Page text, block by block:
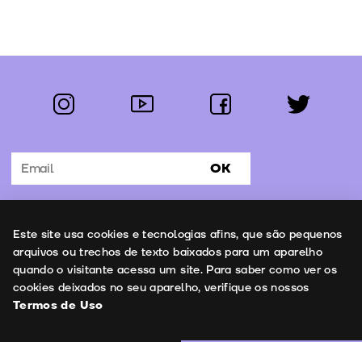
Segue-nos:
instagram youtube facebook twitter
Subscrever Newsletter OK
Contactos
Este site usa cookies e tecnologias afins, que são pequenos
arquivos ou trechos de texto baixados para um aparelho
quando o visitante acessa um site. Para saber como ver os
cookies deixados no seu aparelho, verifique os nossos
Termos de Uso